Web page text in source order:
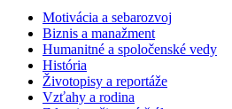
Motivácia a sebarozvoj
Biznis a manažment
Humanitné a spoločenské vedy
História
Životopisy a reportáže
Vzťahy a rodina